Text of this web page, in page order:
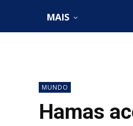
MAIS
MUNDO
Hamas